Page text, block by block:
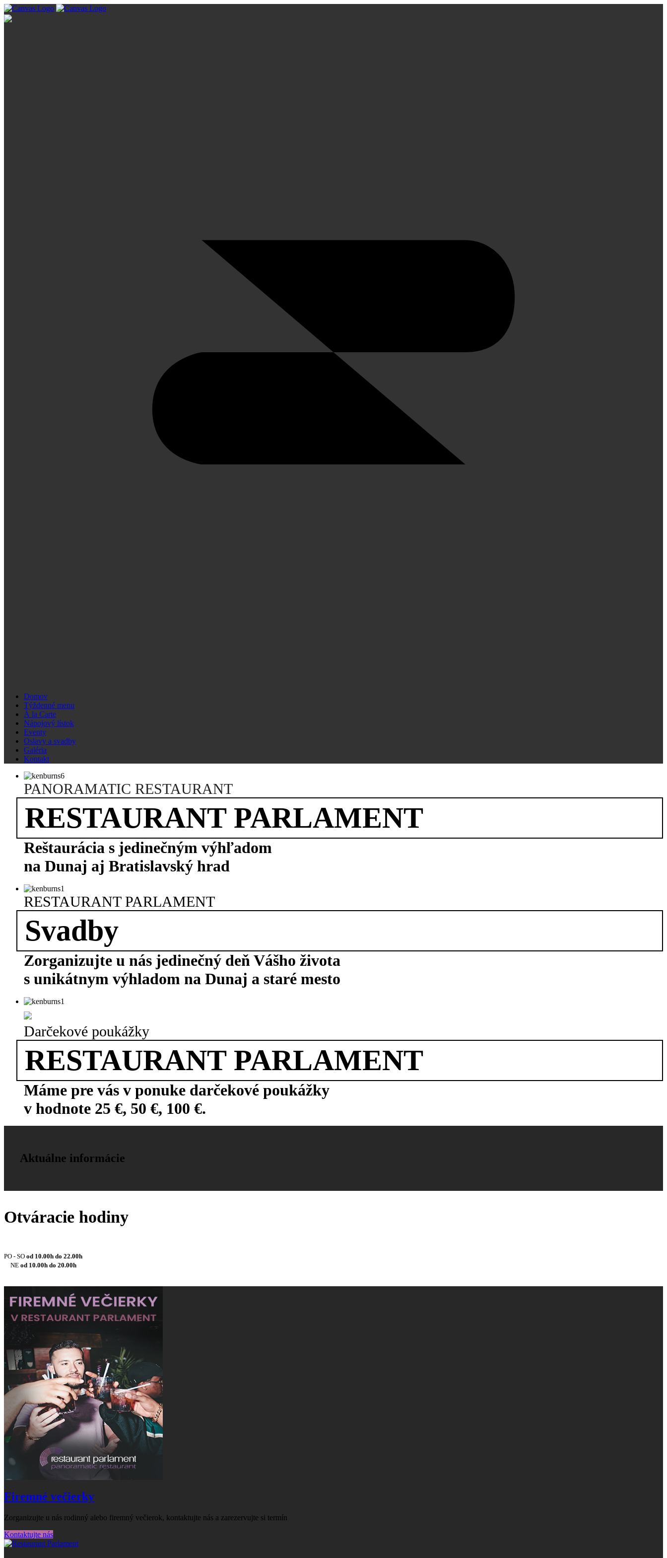
Domov
Týždenné menu
À la Carte
Nápojový lístok
Eventy
Oslavy a svadby
Galéria
Kontakt
PANORAMATIC RESTAURANT
RESTAURANT PARLAMENT
Reštaurácia s jedinečným výhľadom
na Dunaj aj Bratislavský hrad
RESTAURANT PARLAMENT
Svadby
Zorganizujte u nás jedinečný deň Vášho života
s unikátnym výhladom na Dunaj a staré mesto
Darčekové poukážky
RESTAURANT PARLAMENT
Máme pre vás v ponuke darčekové poukážky
v hodnote 25 €, 50 €, 100 €.
Aktuálne informácie
Otváracie hodiny
PO - SO od 10.00h do 22.00h
NE od 10.00h do 20.00h
Firemné večierky
Zorganizujte u nás rodinný alebo firemný večierok, kontaktujte nás a zarezervujte si termín
Kontaktujte nás